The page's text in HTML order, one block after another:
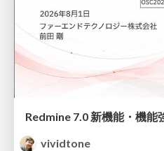
vividtone